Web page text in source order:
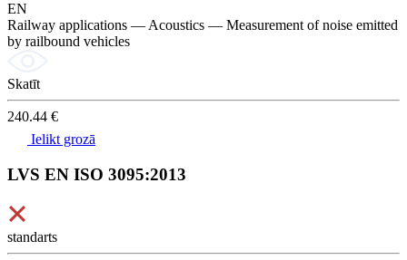
EN
Railway applications — Acoustics — Measurement of noise emitted
by railbound vehicles
Skatīt
240.44 €
Ielikt grozā
LVS EN ISO 3095:2013
standarts